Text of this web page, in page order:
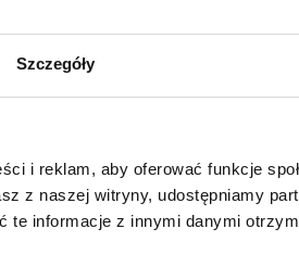
Szczegóły
i reklam, aby oferować funkcje
z naszej witryny, udostępniamy
te informacje z innymi danymi
Główne podłączenie: G 1
GW, 2 wyjścia, nakrętka
temperatury medium: 5–110